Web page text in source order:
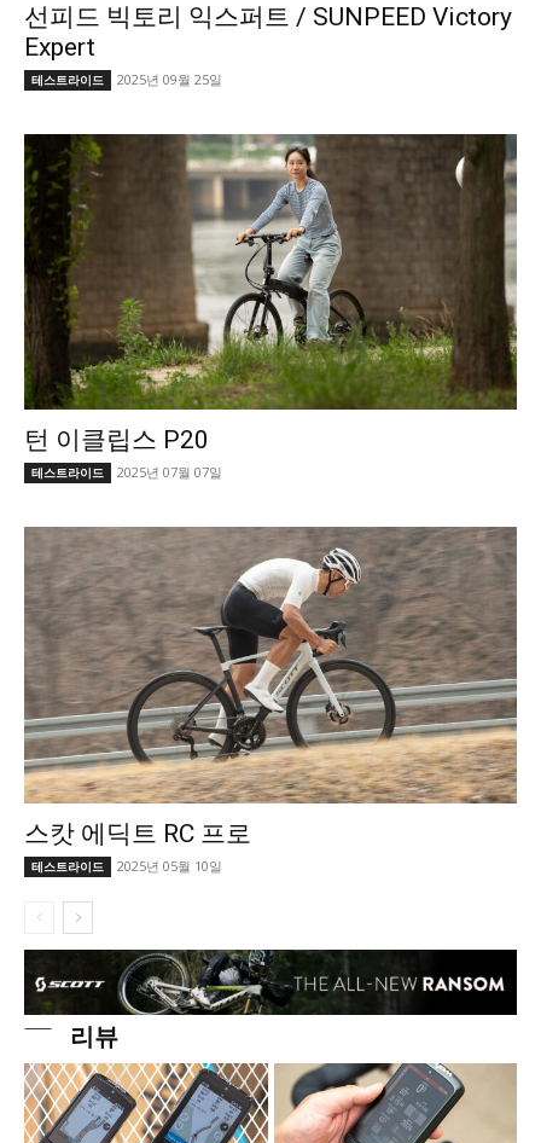
선피드 빅토리 익스퍼트 / SUNPEED Victory
Expert
테스트라이드 2025년 09월 25일
턴 이클립스 P20
테스트라이드 2025년 07월 07일
스캇 에딕트 RC 프로
테스트라이드 2025년 05월 10일
리뷰